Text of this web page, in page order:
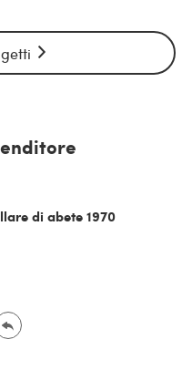
di abete 1970